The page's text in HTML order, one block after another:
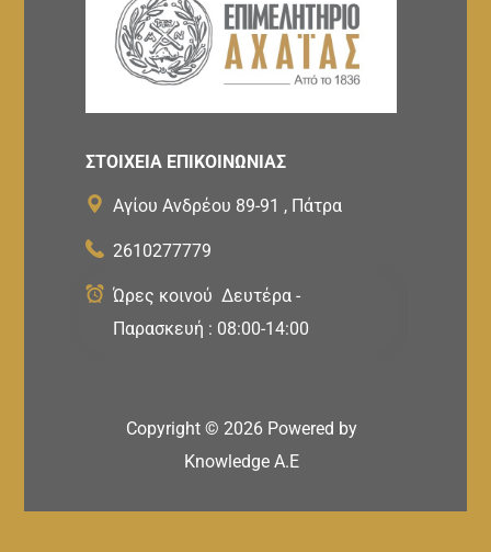
ΣΤΟΙΧΕΙΑ ΕΠΙΚΟΙΝΩΝΙΑΣ
Αγίου Ανδρέου 89-91 , Πάτρα
2610277779
Ώρες κοινού Δευτέρα -
Παρασκευή : 08:00-14:00
Copyright © 2026 Powered by
Knowledge A.E